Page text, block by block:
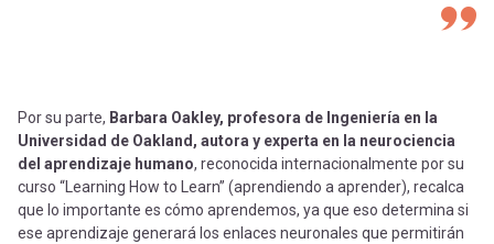
Por su parte, Barbara Oakley, profesora de Ingeniería en la
Universidad de Oakland, autora y experta en la neurociencia
del aprendizaje humano, reconocida internacionalmente por su
curso “Learning How to Learn” (aprendiendo a aprender), recalca
que lo importante es cómo aprendemos, ya que eso determina si
ese aprendizaje generará los enlaces neuronales que permitirán